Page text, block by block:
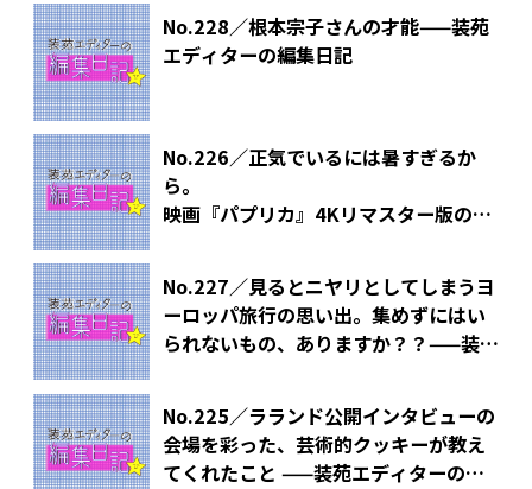
No.228／根本宗子さんの才能——装苑
エディターの編集日記
No.226／正気でいるには暑すぎるか
ら。
映画『パプリカ』4Kリマスター版の多
No.227／見るとニヤリとしてしまうヨ
ーロッパ旅行の思い出。集めずにはい
られないもの、ありますか？？——装苑
No.225／ラランド公開インタビューの
会場を彩った、芸術的クッキーが教え
てくれたこと ——装苑エディターの編